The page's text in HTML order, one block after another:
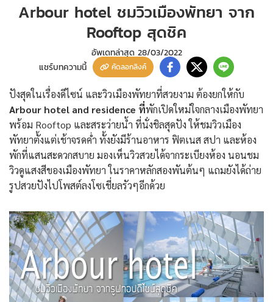
Arbour hotel ชมวิวเมืองพัทยา จาก
Rooftop สุดชิค
อัพเดทล่าสุด 28/03/2022
แชร์บทความนี้
คัดลอกลิงค์
ปังสุดในเรื่องดีไซน์ และวิวเมืองพัทยาที่สวยงาม ต้องยกให้กับ
Arbour hotel and residence ที่พักเปิดใหม่ใจกลางเมืองพัทยา
พร้อม Rooftop และสระว่ายน้ำ ที่นั่งชิลสุดปัง ให้ชมวิวเมือง
พัทยาตั้งแต่เช้าจรดค่ำ ทั้งยังมีร้านอาหาร ฟิตเนส สปา และห้อง
พักที่แสนสะดวกสบาย มองเห็นวิวสวยได้จากระเบียงห้อง นอนชม
วิวดูแสงสีของเมืองพัทยา ในราคาหลักสองพันต้นๆ แถมยังได้ถ่าย
รูปสวยปังไปโพสต์ลงโซเชี่ยลรัวๆอีกด้วย